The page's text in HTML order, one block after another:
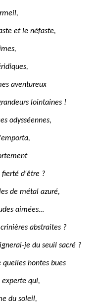
et le néfaste,
aventureux
lointaines !
odysséennes,
fierté d'être ?
de métal azuré,
aimées…
abstraites ?
je du seuil sacré ?
hontes bues
qui,
du soleil,